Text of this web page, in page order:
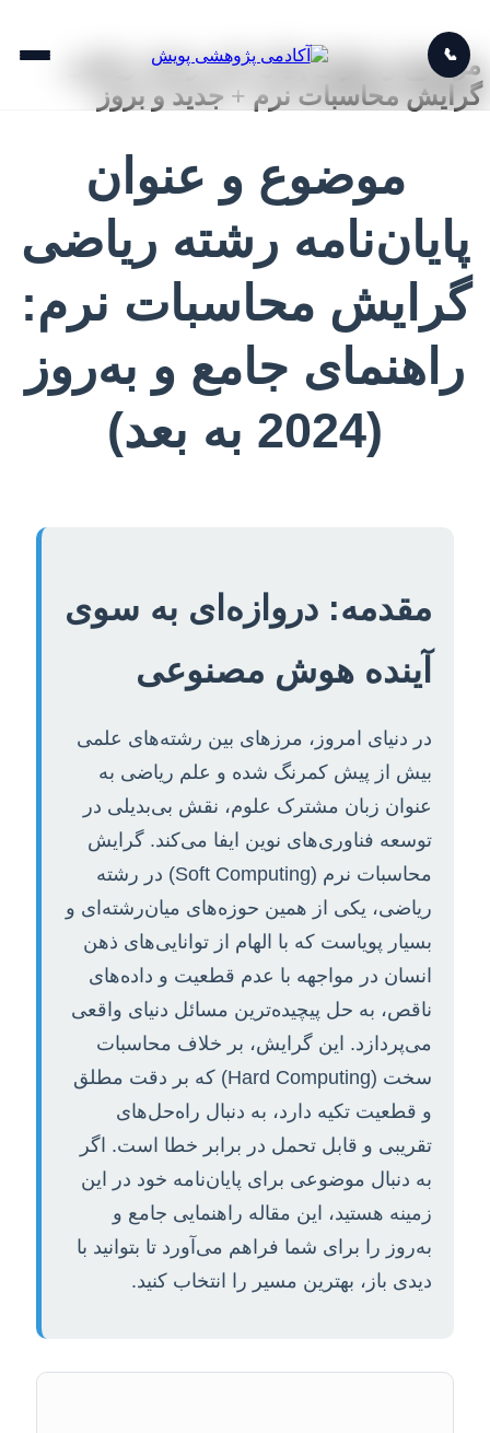
📞
موضوع و عنوان پایان نامه رشته ریاضی
گرایش محاسبات نرم + جدید و بروز
موضوع و عنوان
پایان‌نامه رشته ریاضی
گرایش محاسبات نرم:
راهنمای جامع و به‌روز
(2024 به بعد)
مقدمه: دروازه‌ای به سوی
آینده هوش مصنوعی
در دنیای امروز، مرزهای بین رشته‌های علمی
بیش از پیش کمرنگ شده و علم ریاضی به
عنوان زبان مشترک علوم، نقش بی‌بدیلی در
توسعه فناوری‌های نوین ایفا می‌کند. گرایش
محاسبات نرم (Soft Computing) در رشته
ریاضی، یکی از همین حوزه‌های میان‌رشته‌ای و
بسیار پویاست که با الهام از توانایی‌های ذهن
انسان در مواجهه با عدم قطعیت و داده‌های
ناقص، به حل پیچیده‌ترین مسائل دنیای واقعی
می‌پردازد. این گرایش، بر خلاف محاسبات
سخت (Hard Computing) که بر دقت مطلق
و قطعیت تکیه دارد، به دنبال راه‌حل‌های
تقریبی و قابل تحمل در برابر خطا است. اگر
به دنبال موضوعی برای پایان‌نامه خود در این
زمینه هستید، این مقاله راهنمایی جامع و
به‌روز را برای شما فراهم می‌آورد تا بتوانید با
دیدی باز، بهترین مسیر را انتخاب کنید.